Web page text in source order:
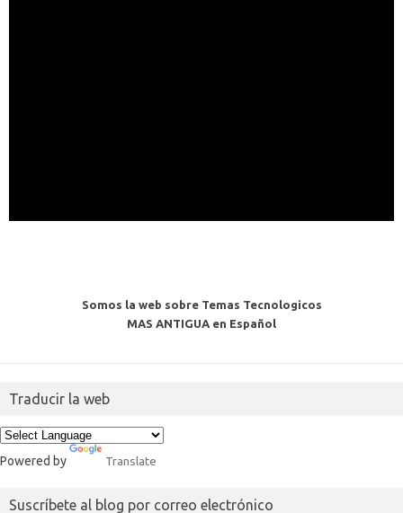
Somos la web sobre Temas Tecnologicos
MAS ANTIGUA en Español
Traducir la web
Powered by Translate
Suscríbete al blog por correo electrónico